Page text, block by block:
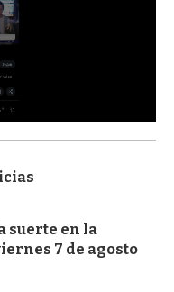
suerte en la
7 de agosto